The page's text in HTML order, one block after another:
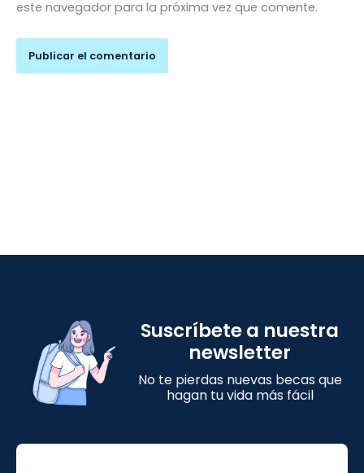
este navegador para la próxima vez que comente.
Suscríbete a nuestra
newsletter
No te pierdas nuevas becas que
hagan tu vida más fácil
Email